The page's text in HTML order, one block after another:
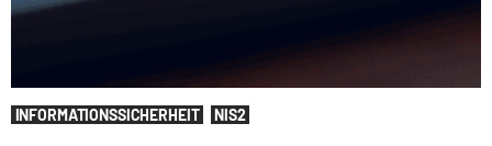
INFORMATIONSSICHERHEIT NIS2